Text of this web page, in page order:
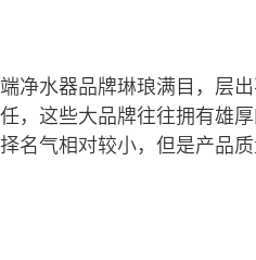
净水器品牌琳琅满目，层
，这些大品牌往往拥有雄
名气相对较小，但是产品质